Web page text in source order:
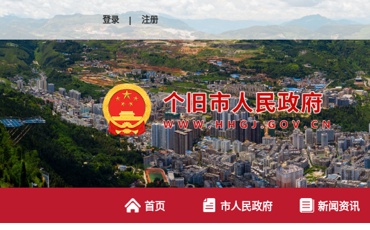
登录 | 注册
首页 市人民政府 新闻资讯